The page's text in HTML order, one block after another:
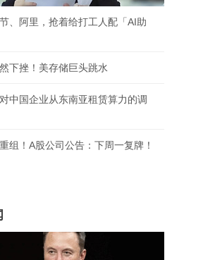
、阿里，抢着给打工人配「AI助
下挫！美存储巨头跳水
中国企业从东南亚租赁算力的调
组！A股公司公告：下周一复牌！